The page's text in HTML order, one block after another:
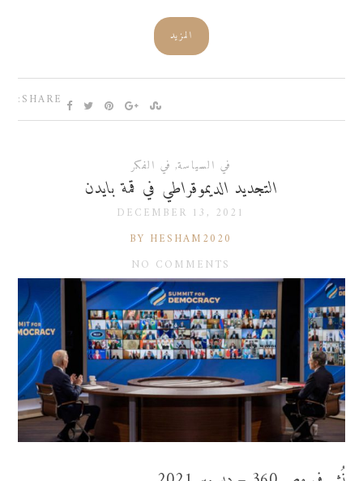
المزيد
SHARE:
في السياسة, في الفكر
التجديد الديموقراطي في قمة بايدن
DECEMBER 13, 2021
BY HESHAM2020
NO COMMENTS